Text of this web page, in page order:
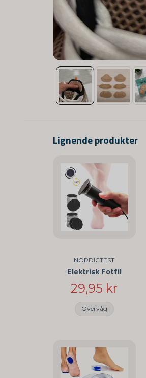
Lignende produkter
NORDICTEST
Elektrisk Fotfil
29,95 kr
Overvåg